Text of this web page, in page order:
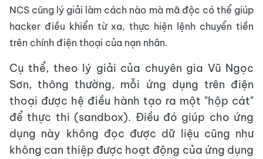
NCS cũng lý giải làm cách nào mà mã độc có thể giúp
hacker điều khiển từ xa, thực hiện lệnh chuyển tiền
trên chính điện thoại của nạn nhân.
Cụ thể, theo lý giải của chuyên gia Vũ Ngọc
Sơn, thông thường, mỗi ứng dụng trên điện
thoại được hệ điều hành tạo ra một "hộp cát"
để thực thi (sandbox). Điều đó giúp cho ứng
dụng này không đọc được dữ liệu cũng như
không can thiệp được hoạt động của ứng dụng